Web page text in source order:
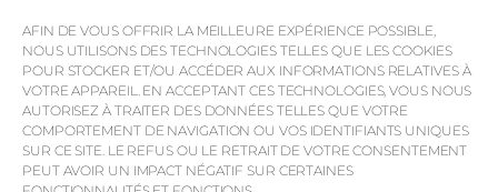
AFIN DE VOUS OFFRIR LA MEILLEURE EXPÉRIENCE POSSIBLE,
NOUS UTILISONS DES TECHNOLOGIES TELLES QUE LES COOKIES
POUR STOCKER ET/OU ACCÉDER AUX INFORMATIONS RELATIVES À
VOTRE APPAREIL. EN ACCEPTANT CES TECHNOLOGIES, VOUS NOUS
AUTORISEZ À TRAITER DES DONNÉES TELLES QUE VOTRE
COMPORTEMENT DE NAVIGATION OU VOS IDENTIFIANTS UNIQUES
SUR CE SITE. LE REFUS OU LE RETRAIT DE VOTRE CONSENTEMENT
PEUT AVOIR UN IMPACT NÉGATIF SUR CERTAINES
Pourquoi QP Savills ?
Actualités et événements
Cartes de la région
Communauté